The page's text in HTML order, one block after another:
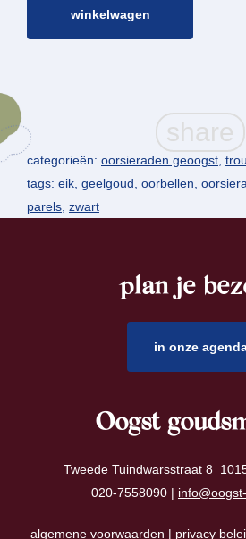
winkelwagen
categorieën: oorsieraden geoogst
tags: eik geelgoud oorbellen
parels zwart
plan je
in onze
Oogst
Tweede Tuindwarsstraat 8
020-7558090 |
algemene voorwaarden | privacy